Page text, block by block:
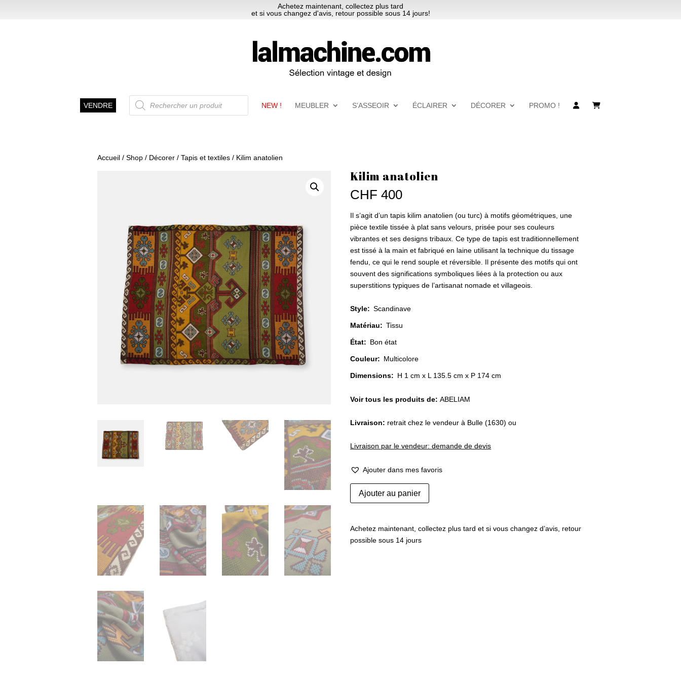
Achetez maintenant, collectez plus tard
et si vous changez d'avis, retour possible sous 14 jours!
VENDRE
Recherche
de
produits
NEW ! MEUBLER S’ASSEOIR ÉCLAIRER DÉCORER PROMO !
Accueil / Shop / Décorer / Tapis et textiles / Kilim anatolien
Kilim anatolien
CHF 400
Il s’agit d’un tapis kilim anatolien (ou turc) à motifs géométriques, une
pièce textile tissée à plat sans velours, prisée pour ses couleurs
vibrantes et ses designs tribaux. Ce type de tapis est traditionnellement
est tissé à la main et fabriqué en laine utilisant la technique du tissage
fendu, ce qui le rend souple et réversible. Il présente des motifs qui ont
souvent des significations symboliques liées à la protection ou aux
superstitions typiques de l’artisanat nomade et villageois.
Style: Scandinave
Matériau: Tissu
État: Bon état
Couleur: Multicolore
Dimensions: H 1 cm x L 135.5 cm x P 174 cm
Voir tous les produits de:ABELIAM
Livraison: retrait chez le vendeur à Bulle (1630) ou
Livraison par le vendeur: demande de devis
Ajouter dans mes favoris
quantité
de
Ajouter au panier
Achetez maintenant, collectez plus tard et si vous changez d’avis, retour
possible sous 14 jours